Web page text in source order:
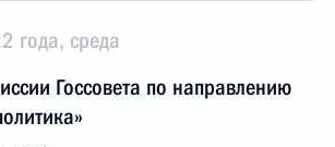
года, среда
Госсовета по направлению